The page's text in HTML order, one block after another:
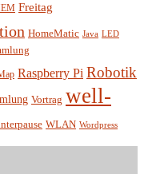
Freitag
HomeMatic Java LED
Raspberry Pi Robotik
Vortrag well-
WLAN Wordpress